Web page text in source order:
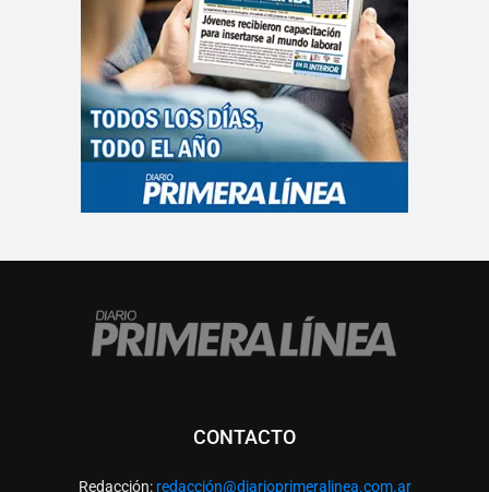
CONTACTO
Redacción: redacción@diarioprimeralinea.com.ar